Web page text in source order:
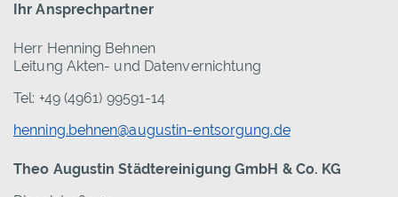
Ihr Ansprechpartner
Herr Henning Behnen
Leitung Akten- und Datenvernichtung
Tel: +49 (4961) 99591-14
henning.behnen@augustin-entsorgung.de
Theo Augustin Städtereinigung GmbH & Co. KG